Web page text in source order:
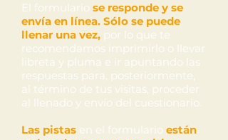
El formulario se responde y se
envía en línea. Sólo se puede
llenar una vez, por lo que te
recomendamos imprimirlo o llevar
libreta y pluma e ir apuntando las
respuestas para, posteriormente,
al término de tus visitas, proceder
al llenado y envío del cuestionario.
Las pistas en el formulario están